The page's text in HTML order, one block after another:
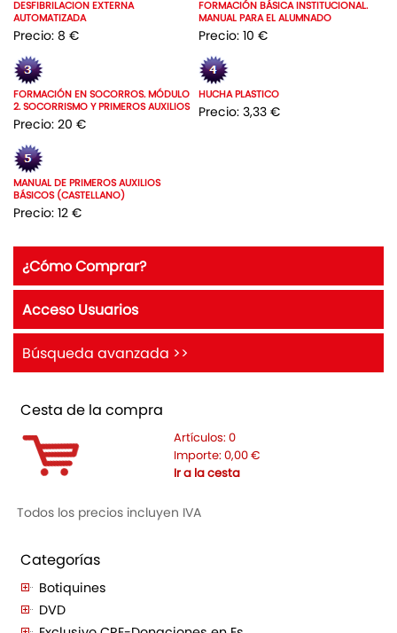
DESFIBRILACION EXTERNA
AUTOMATIZADA
Precio: 8 €
FORMACIÓN BÁSICA INSTITUCIONAL.
MANUAL PARA EL ALUMNADO
Precio: 10 €
FORMACIÓN EN SOCORROS. MÓDULO
2. SOCORRISMO Y PRIMEROS AUXILIOS
Precio: 20 €
HUCHA PLASTICO
Precio: 3,33 €
MANUAL DE PRIMEROS AUXILIOS
BÁSICOS (CASTELLANO)
Precio: 12 €
¿Cómo Comprar?
Acceso Usuarios
Búsqueda avanzada >>
Cesta de la compra
Artículos: 0
Importe: 0,00 €
Ir a la cesta
Todos los precios incluyen IVA
Categorías
Botiquines
DVD